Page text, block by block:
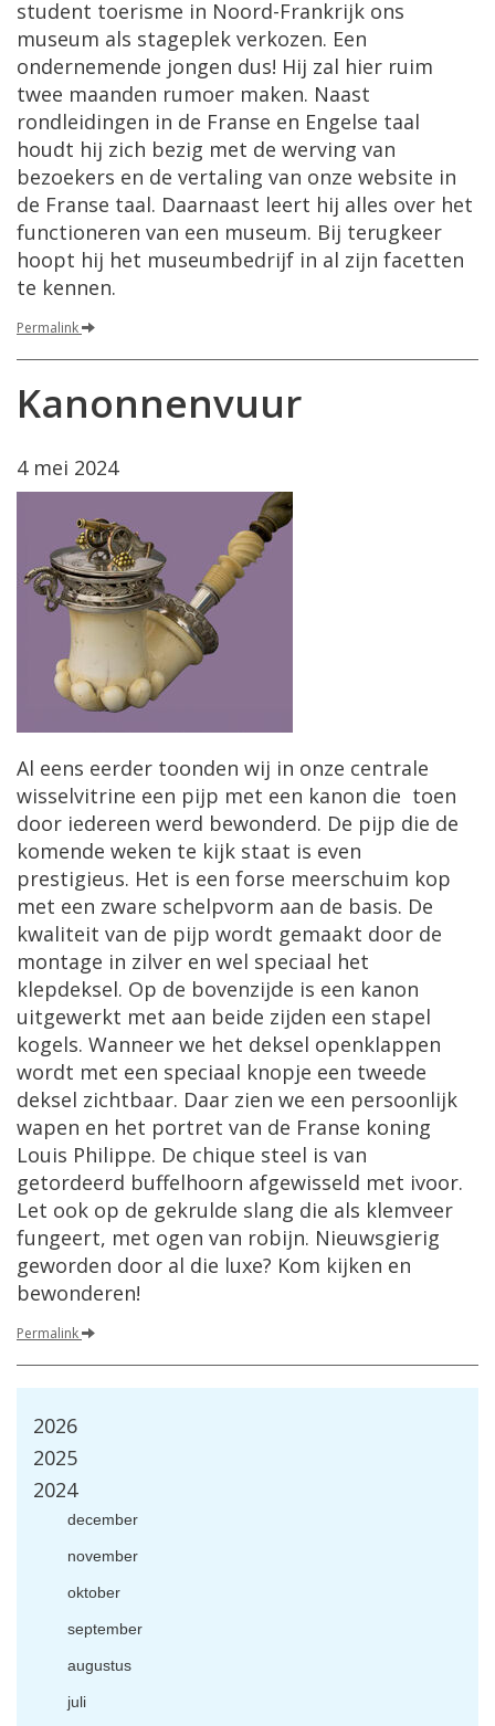
student toerisme in Noord-Frankrijk ons
museum als stageplek verkozen. Een
ondernemende jongen dus! Hij zal hier ruim
twee maanden rumoer maken. Naast
rondleidingen in de Franse en Engelse taal
houdt hij zich bezig met de werving van
bezoekers en de vertaling van onze website in
de Franse taal. Daarnaast leert hij alles over het
functioneren van een museum. Bij terugkeer
hoopt hij het museumbedrijf in al zijn facetten
te kennen.
Permalink
Kanonnenvuur
4 mei 2024
Al eens eerder toonden wij in onze centrale
wisselvitrine een pijp met een kanon die toen
door iedereen werd bewonderd. De pijp die de
komende weken te kijk staat is even
prestigieus. Het is een forse meerschuim kop
met een zware schelpvorm aan de basis. De
kwaliteit van de pijp wordt gemaakt door de
montage in zilver en wel speciaal het
klepdeksel. Op de bovenzijde is een kanon
uitgewerkt met aan beide zijden een stapel
kogels. Wanneer we het deksel openklappen
wordt met een speciaal knopje een tweede
deksel zichtbaar. Daar zien we een persoonlijk
wapen en het portret van de Franse koning
Louis Philippe. De chique steel is van
getordeerd buffelhoorn afgewisseld met ivoor.
Let ook op de gekrulde slang die als klemveer
fungeert, met ogen van robijn. Nieuwsgierig
geworden door al die luxe? Kom kijken en
bewonderen!
Permalink
2026
2025
2024
december
november
oktober
september
augustus
juli